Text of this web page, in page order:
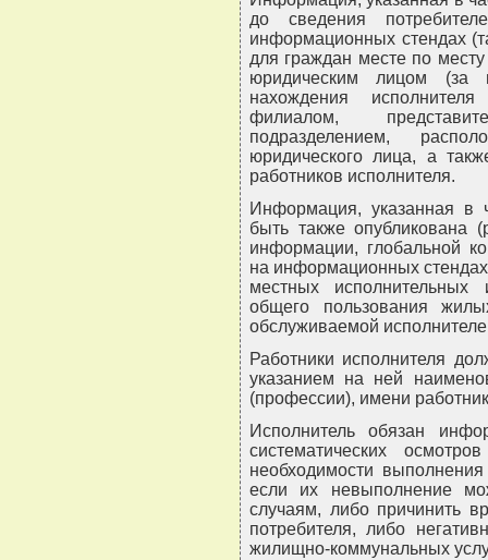
до сведения
информационных стендах
для граждан месте по
юридическим лицом (за
нахождения
филиалом,
подразделением,
юридического лица, а
работников исполнителя.
Информация, указанная в
быть также опубликована
информации, глобальной
на информационных
местных исполнительных
общего пользования
обслуживаемой
Работники исполнителя
указанием на ней
(профессии), имени
Исполнитель обязан
систематических
необходимости
если их невыполнение
случаям, либо причинить
потребителя, либо
жилищно-коммунальных